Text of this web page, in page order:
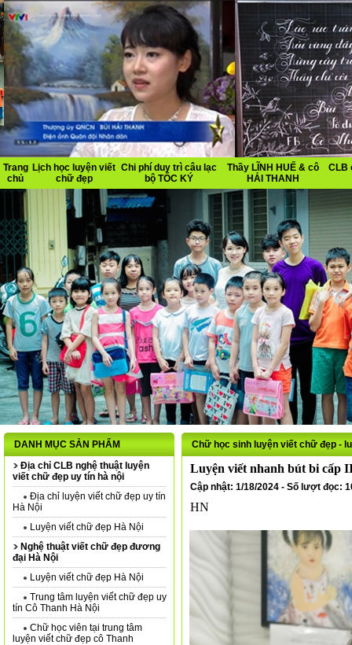
Trang
chủ
Lịch học luyện viết
chữ đẹp
Chi phí duy trì câu lạc
bộ TỐC KÝ
Thầy LĨNH HUẾ & cô
HẢI THANH
CLB
DANH MỤC SẢN PHẨM
Địa chỉ CLB nghệ thuật luyện
viết chữ đẹp uy tín hà nội
Địa chỉ luyện viết chữ đẹp uy tín
Hà Nội
Luyện viết chữ đẹp Hà Nội
Nghệ thuật viết chữ đẹp đương
đại Hà Nội
Luyện viết chữ đẹp Hà Nội
Trung tâm luyện viết chữ đẹp uy
tín Cô Thanh Hà Nội
Chữ học viên tại trung tâm
luyện viết chữ đẹp cô Thanh
Chữ học sinh luyện viết chữ đẹp -
Luyện viết nhanh bút bi cấp
Cập nhật: 1/18/2024 - Số lượt đọc:
HN